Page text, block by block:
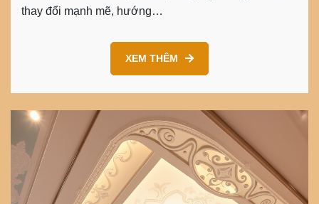
thay đổi mạnh mẽ, hướng…
XEM THÊM